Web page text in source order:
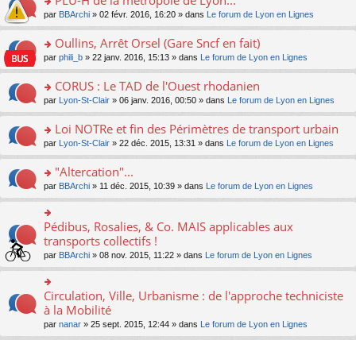
e
u
s
c
e
nt
e
n
o
lu
le
pl
u
s
e
nt
s
a
g
e
n
lu
le
pl
u
ré
c
e
nt
ult
er
le
m
e
a
g
e
n
n
le
pl
u
s
ré
c
e
nt
o
n
ult
er
le
m
e
a
g
e
n
n
le
pl
u
s
c
nt
par BBArchi » 02 févr. 2016, 16:20 » dans Le forum de Lyon en Lignes
o
n
ult
er
le
m
e
a
g
e
n
o
n
lu
le
pl
u
s
ré
e
Oullins, Arrêt Orsel (Gare Sncf en fait)
par phili_b » 22 janv. 2016, 15:13 » dans Le forum de Lyon en Lignes
o
n
ult
er
le
m
e
s
g
e
n
o
n
lu
le
pl
u
CORUS : Le TAD de l'Ouest rhodanien
par Lyon-St-Clair » 06 janv. 2016, 00:50 » dans Le forum de Lyon en Lignes
o
n
ult
er
le
m
e
s
a
e
n
o
n
Loi NOTRe et fin des Périmètres de transport urbain
par Lyon-St-Clair » 22 déc. 2015, 13:31 » dans Le forum de Lyon en Lignes
o
n
s
ult
er
le
m
e
s
s
a
g
e
"Altercation"...
par BBArchi » 11 déc. 2015, 10:39 » dans Le forum de Lyon en Lignes
o
n
ult
er
le
m
e
s
Pédibus, Rosalies, & Co. MAIS applicables aux
transports collectifs !
par BBArchi » 08 nov. 2015, 11:22 » dans Le forum de Lyon en Lignes
o
n
ult
Circulation, Ville, Urbanisme : de l'approche techniciste
à la Mobilité
par nanar » 25 sept. 2015, 12:44 » dans Le forum de Lyon en Lignes